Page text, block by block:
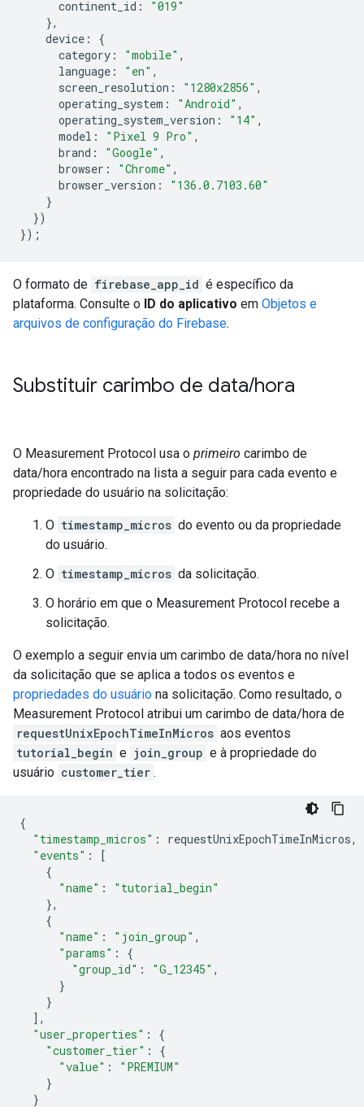
continent_id :
"019"
},
device :
{
category : "mobile" ,
language : "en" ,
screen_resolution : "1280x2856" ,
operating_system : "Android" ,
operating_system_version : "14" ,
model : "Pixel 9 Pro" ,
brand : "Google" ,
browser : "Chrome" ,
browser_version :
"136.0.7103.60"
}
})
});
O formato de firebase_app_id é específico da
plataforma. Consulte o ID do aplicativo em Objetos e
arquivos de configuração do Firebase.
Substituir carimbo de data/hora
O Measurement Protocol usa o primeiro carimbo de
data/hora encontrado na lista a seguir para cada evento e
propriedade do usuário na solicitação:
O timestamp_micros do evento ou da propriedade
do usuário.
O timestamp_micros da solicitação.
O horário em que o Measurement Protocol recebe a
solicitação.
O exemplo a seguir envia um carimbo de data/hora no nível
da solicitação que se aplica a todos os eventos e
propriedades do usuário na solicitação. Como resultado, o
Measurement Protocol atribui um carimbo de data/hora de
requestUnixEpochTimeInMicros aos eventos
tutorial_begin e join_group e à propriedade do
usuário customer_tier .
{
"timestamp_micros" : requestUnixEpochTimeInMicros,
"events" :
[
{
"name" :
"tutorial_begin"
},
{
"name" : "join_group" ,
"params" :
{
"group_id" : "G_12345" ,
}
}
],
"user_properties" :
{
"customer_tier" :
{
"value" :
"PREMIUM"
}
}